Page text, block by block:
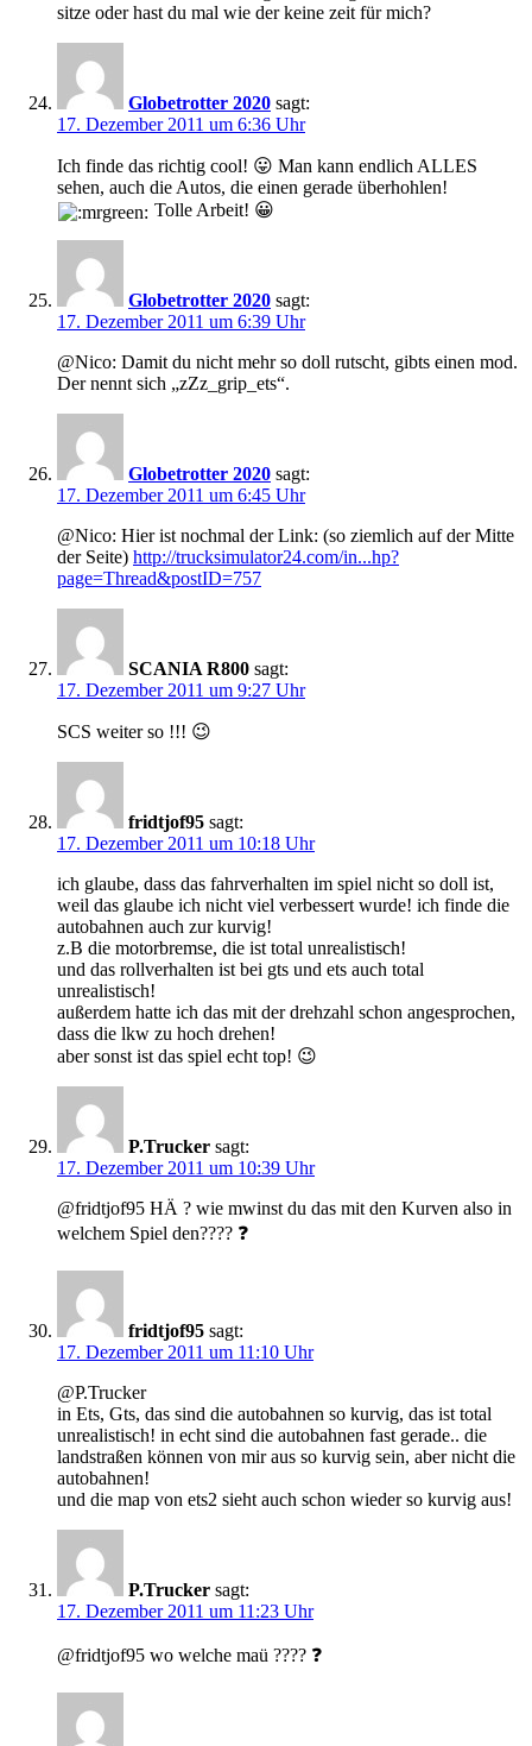
sitze oder hast du mal wie der keine zeit für mich?
Globetrotter 2020 sagt:
17. Dezember 2011 um 6:36 Uhr
Ich finde das richtig cool! 😛 Man kann endlich ALLES
sehen, auch die Autos, die einen gerade überhohlen!
Tolle Arbeit! 😀
Globetrotter 2020 sagt:
17. Dezember 2011 um 6:39 Uhr
@Nico: Damit du nicht mehr so doll rutscht, gibts einen mod.
Der nennt sich „zZz_grip_ets“.
Globetrotter 2020 sagt:
17. Dezember 2011 um 6:45 Uhr
@Nico: Hier ist nochmal der Link: (so ziemlich auf der Mitte
der Seite) http://trucksimulator24.com/in...hp?
page=Thread&postID=757
SCANIA R800 sagt:
17. Dezember 2011 um 9:27 Uhr
SCS weiter so !!! 😉
fridtjof95 sagt:
17. Dezember 2011 um 10:18 Uhr
ich glaube, dass das fahrverhalten im spiel nicht so doll ist,
weil das glaube ich nicht viel verbessert wurde! ich finde die
autobahnen auch zur kurvig!
z.B die motorbremse, die ist total unrealistisch!
und das rollverhalten ist bei gts und ets auch total
unrealistisch!
außerdem hatte ich das mit der drehzahl schon angesprochen,
dass die lkw zu hoch drehen!
aber sonst ist das spiel echt top! 😉
P.Trucker sagt:
17. Dezember 2011 um 10:39 Uhr
@fridtjof95 HÄ ? wie mwinst du das mit den Kurven also in
welchem Spiel den???? ❓
fridtjof95 sagt:
17. Dezember 2011 um 11:10 Uhr
@P.Trucker
in Ets, Gts, das sind die autobahnen so kurvig, das ist total
unrealistisch! in echt sind die autobahnen fast gerade.. die
landstraßen können von mir aus so kurvig sein, aber nicht die
autobahnen!
und die map von ets2 sieht auch schon wieder so kurvig aus!
P.Trucker sagt:
17. Dezember 2011 um 11:23 Uhr
@fridtjof95 wo welche maü ???? ❓